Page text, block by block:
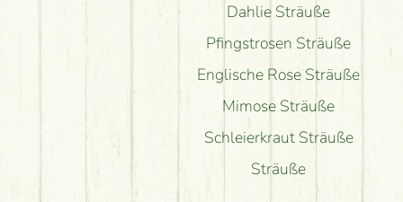
Dahlie Sträuße
Pfingstrosen Sträuße
Englische Rose Sträuße
Mimose Sträuße
Schleierkraut Sträuße
Sträuße